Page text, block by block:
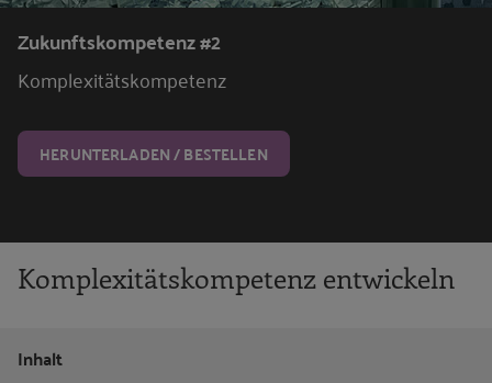
Zukunftskompetenz #2
Komplexitätskompetenz
HERUNTERLADEN / BESTELLEN
Komplexitätskompetenz entwickeln
Inhalt